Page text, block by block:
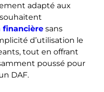
adapté aux
financière sans
d’utilisation le
tout en offrant
poussé pour
DAF.